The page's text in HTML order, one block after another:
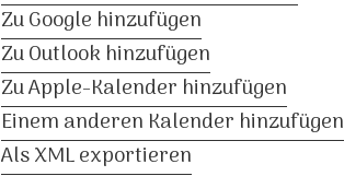
Zu Google hinzufügen
Zu Outlook hinzufügen
Zu Apple-Kalender hinzufügen
Einem anderen Kalender hinzufügen
Als XML exportieren